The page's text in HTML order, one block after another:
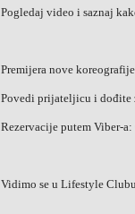
Pogledaj video i saznaj
Premijera nove
Povedi prijateljicu i dođite
Rezervacije putem Viber-
Vidimo se u Lifestyle